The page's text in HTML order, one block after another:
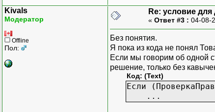
Если
Если
Если
Kivals
Модератор
Offline
Пол:
Re: условие для
« Ответ #3 : 04-08-
Без понятия.
Я пока из кода не понял
Если мы говорим об одной
решение, только без
Код: (Text)
Если
...